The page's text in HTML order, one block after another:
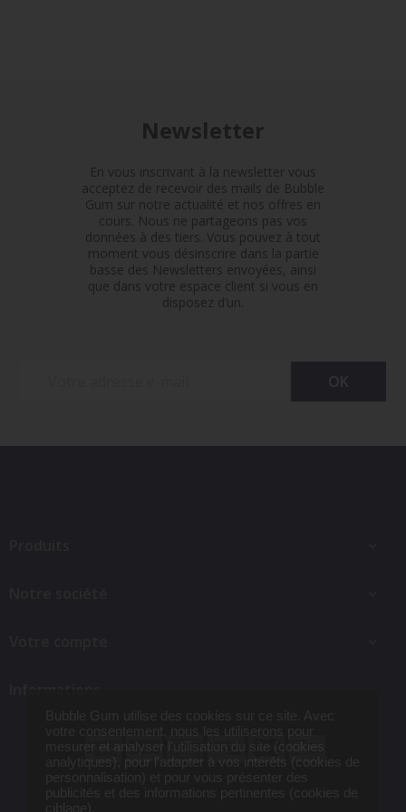
mesurer et analyser l'utilisation du site (cookies
analytiques), pour l'adapter à vos intérêts (cookies de
Newsletter
En vous inscrivant à la newsletter vous
acceptez de recevoir des mails de Bubble
Gum sur notre actualité et nos offres en
cours. Nous ne partageons pas vos
données à des tiers. Vous pouvez à tout
moment vous désinscrire dans la partie
basse des Newsletters envoyées, ainsi
que dans votre espace client si vous en
disposez d’un.